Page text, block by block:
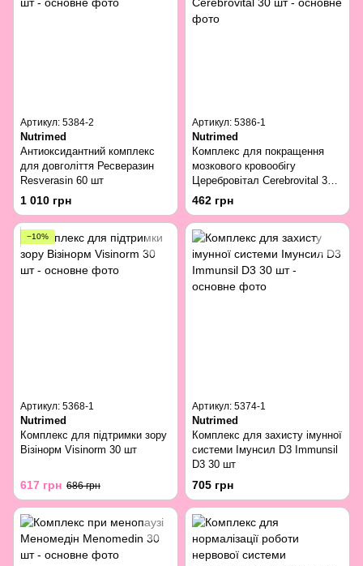
Артикул: 5384-2
Nutrimed
Антиоксидантний комплекс
для довголіття Ресверазин
Resverasin 60 шт
1 010 грн
Артикул: 5386-1
Nutrimed
Комплекс для покращення
мозкового кровообігу
Церебровітал Cerebrovital 30
шт
462 грн
−10%
Артикул: 5368-1
Nutrimed
Комплекс для підтримки зору
Візінорм Visinorm 30 шт
617 грн 686 грн
Артикул: 5374-1
Nutrimed
Комплекс для захисту імунної
системи Імунсил D3 Immunsil
D3 30 шт
705 грн